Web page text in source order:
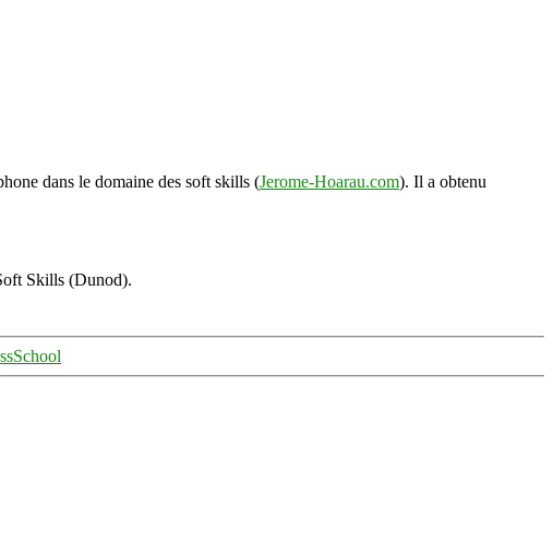
dans le domaine des soft skills (Jerome-Hoarau.com). Il a obtenu
Skills (Dunod).